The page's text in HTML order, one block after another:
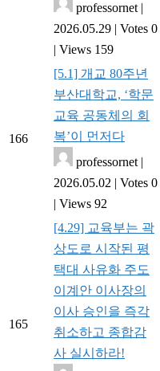
professornet |
2026.05.29 | Votes 0
| Views 159
166
[5.1] 개교 80주년
부산대학교, ‘학문
교육 공동체의 회
복’이 먼저다
professornet |
2026.05.02 | Votes 0
| Views 92
165
[4.29] 교육부는 곽
상도로 시작된 평
택대 사유화 주도
이계안 이사장의
이사 승인을 즉각
취소하고 종합감
사 실시하라!